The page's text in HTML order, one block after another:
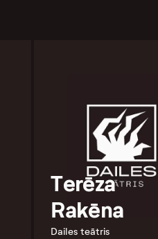
Terēza
Rakēna
Dailes teātris